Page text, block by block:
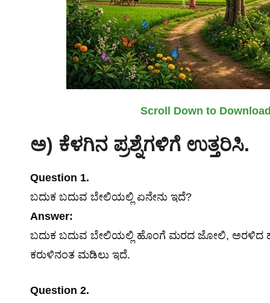
Scroll Down to
ಅ) ಕೆಳಗಿನ ಪ್ರಶ್ನೆಗಳಿಗೆ ಉತ್ತರಿಸಿ.
Question 1.
ಬದುಕ ಬದುವ ಬೇಲಿಯಲ್ಲಿ ಏನೇನು ಇದೆ?
Answer:
ಬದುಕ ಬದುವ ಬೇಲಿಯಲ್ಲಿ ಹೊಂಗೆ ಮರದ ಜೋಲಿ, ಅರಳಿದ
ಕರುಳಿನಂತ ಮಡಿಲು ಇದೆ.
Question 2.